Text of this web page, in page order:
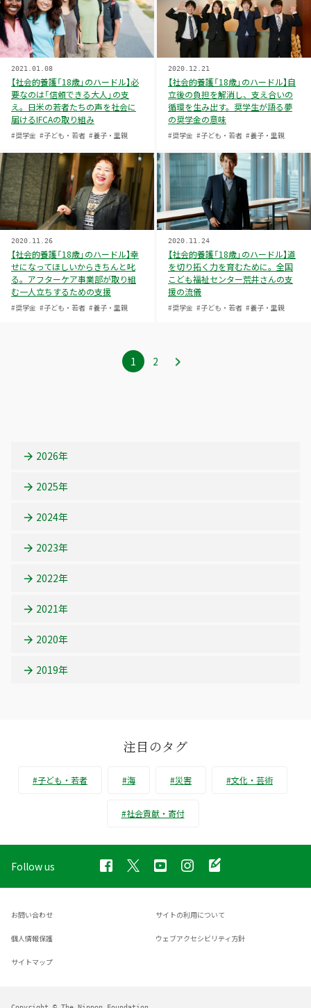
【社会的養護「18歳」のハードル】必
要なのは「信頼できる大人」の支
え。日米の若者たちの声を社会に
届けるIFCAの取り組み
2021.01.08
#奨学金 #子ども・若者 #養子・里親
【社会的養護「18歳」のハードル】自
立後の負担を解消し、支え合いの
循環を生み出す。奨学生が語る夢
の奨学金の意味
2020.12.21
#奨学金 #子ども・若者 #養子・里親
【社会的養護「18歳」のハードル】幸
せになってほしいからきちんと叱
る。アフターケア事業部が取り組
む一人立ちするための支援
2020.11.26
#奨学金 #子ども・若者 #養子・里親
【社会的養護「18歳」のハードル】道
を切り拓く力を育むために。全国
こども福祉センター荒井さんの支
援の流儀
2020.11.24
#奨学金 #子ども・若者 #養子・里親
1 ペ
2
2026年
2025年
2024年
2023年
2022年
2021年
2020年
2019年
注目のタグ
#子ども・若者 #海 #災害 #文化・芸術
#社会貢献・寄付
Follow us
お問い合わせ サイトの利用について
個人情報保護 ウェブアクセシビリティ方針
サイトマップ